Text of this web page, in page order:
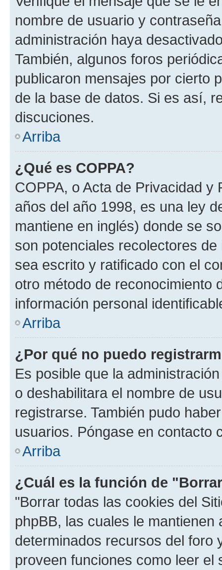
nombre de usuario y
administración haya
También, algunos foros
publicaron mensajes por cierto
de la base de datos. Si es así,
discuciones.
Arriba
¿Qué es COPPA?
COPPA, o Acta de Privacidad
años del año 1998, es una ley
mantiene en inglés) donde se
son potenciales recolectores
sea escrito y ratificado con el
otro método de reconocimiento
información personal
Arriba
¿Por qué no puedo
Es posible que la
o deshabilitara el nombre de
registrarse. También pudo
usuarios. Póngase en contacto
Arriba
¿Cuál es la función de
"Borrar todas las cookies del
phpBB, las cuales le
determinados recursos del foro
proveen funciones como leer el